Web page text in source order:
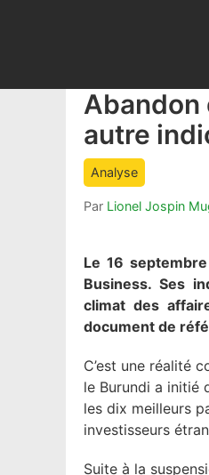
article
comment
count
Abandon
autre
Analyse
Par Lionel Jospin
Le 16
Business. Ses
climat des
document de
C’est une réalité
le Burundi a initié
les dix meilleurs
investisseurs
Suite à la